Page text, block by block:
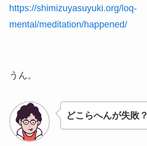
https://shimizuyasuyuki.org/loq-
mental/meditation/happened/
うん。
どこらへんが失敗？